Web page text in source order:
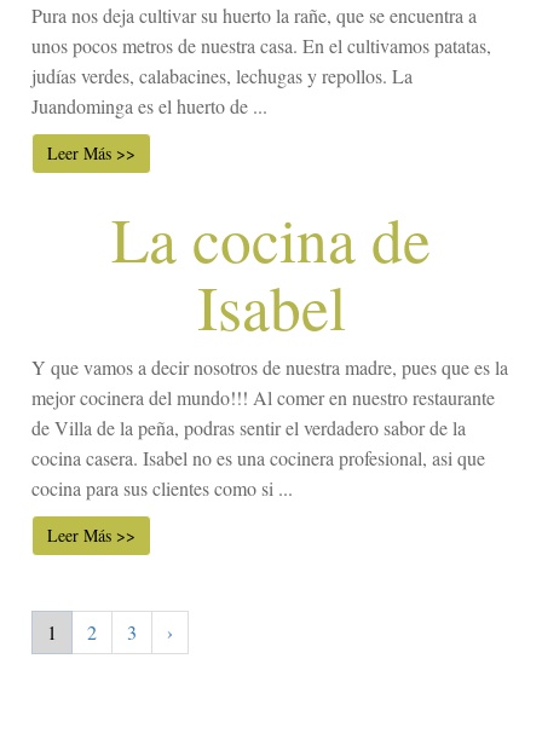
Pura nos deja cultivar su huerto la rañe, que se encuentra a
unos pocos metros de nuestra casa. En el cultivamos patatas,
judías verdes, calabacines, lechugas y repollos. La
Juandominga es el huerto de ...
Leer Más >>
La cocina de
Isabel
Y que vamos a decir nosotros de nuestra madre, pues que es la
mejor cocinera del mundo!!! Al comer en nuestro restaurante
de Villa de la peña, podras sentir el verdadero sabor de la
cocina casera. Isabel no es una cocinera profesional, asi que
cocina para sus clientes como si ...
Leer Más >>
1 2 3 ›